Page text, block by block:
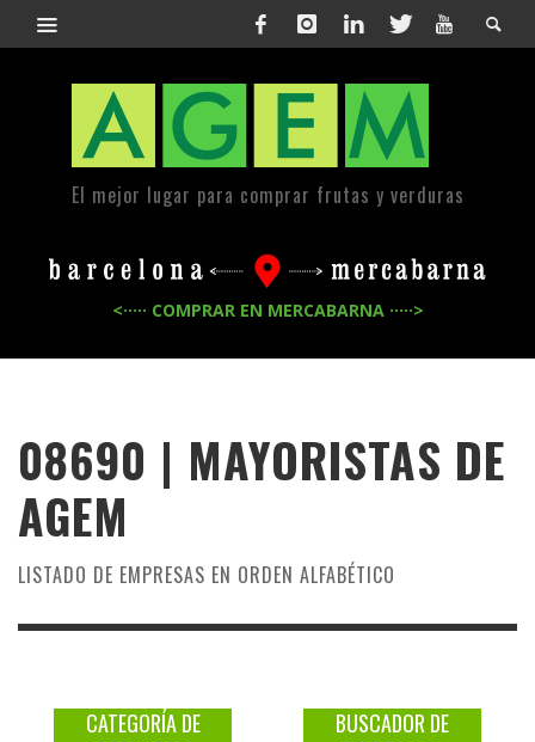
El mejor lugar para comprar frutas y verduras
<····· COMPRAR EN MERCABARNA ·····>
08690 | MAYORISTAS DE
AGEM
LISTADO DE EMPRESAS EN ORDEN ALFABÉTICO
CATEGORÍA DE
BUSCADOR DE